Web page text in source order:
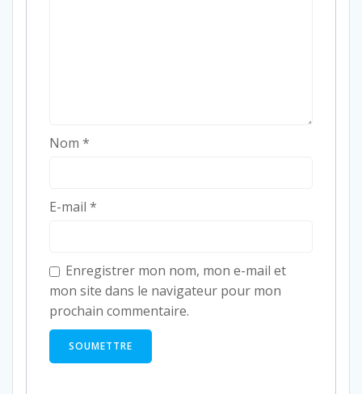
Nom *
E-mail *
Enregistrer mon nom, mon e-mail et
mon site dans le navigateur pour mon
prochain commentaire.